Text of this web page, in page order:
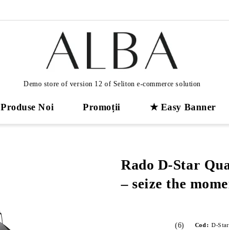
Demo store of version 12 of Seliton e-commerce solution
Produse Noi Promoții ★ Easy Banner
Rado D-Star
– seize the
(6) Cod: D-